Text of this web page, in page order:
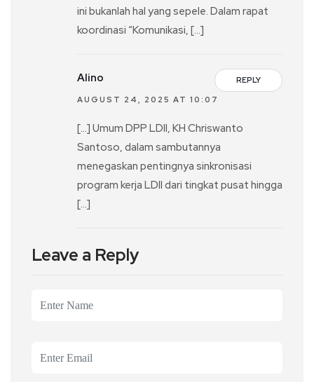
ini bukanlah hal yang sepele. Dalam rapat
koordinasi “Komunikasi, […]
REPLY
Alino
AUGUST 24, 2025 AT 10:07
[…] Umum DPP LDII, KH Chriswanto
Santoso, dalam sambutannya
menegaskan pentingnya sinkronisasi
program kerja LDII dari tingkat pusat hingga
[…]
Leave a Reply